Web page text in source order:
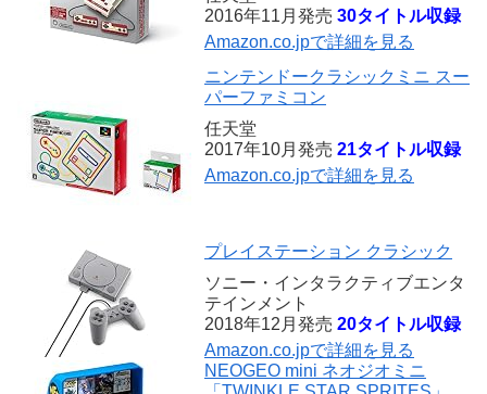
2016年11月発売 30タイトル収録
Amazon.co.jpで詳細を見る
ニンテンドークラシックミニ スー
パーファミコン
任天堂
2017年10月発売 21タイトル収録
Amazon.co.jpで詳細を見る
プレイステーション クラシック
ソニー・インタラクティブエンタ
テインメント
2018年12月発売 20タイトル収録
Amazon.co.jpで詳細を見る
NEOGEO mini ネオジオミニ